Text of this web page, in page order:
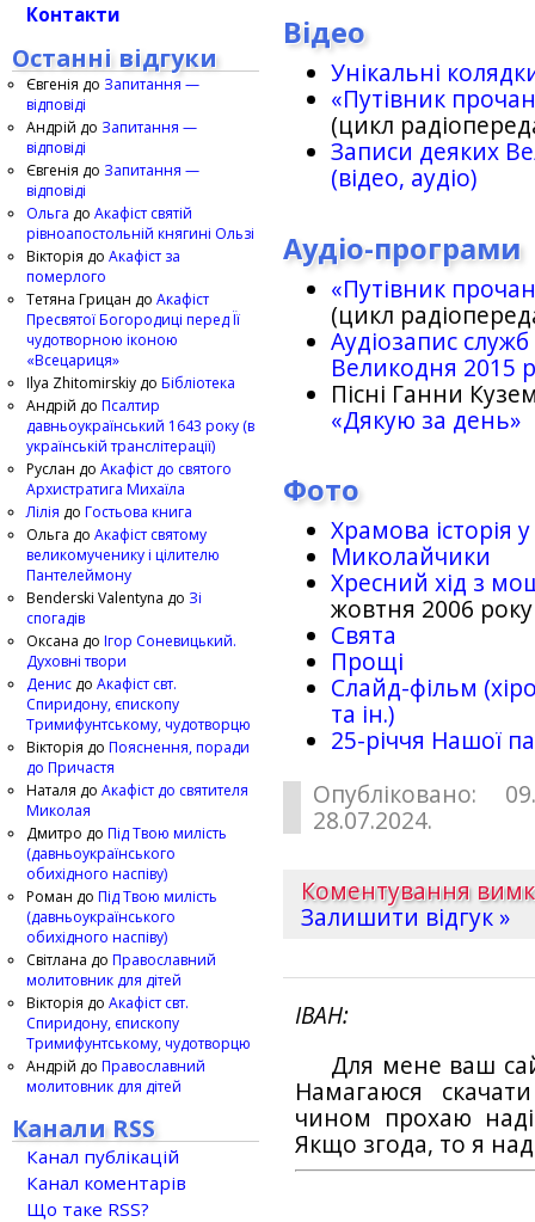
Відео
Унікальні
«Путівник
(цикл
Записи деяких
(відео, аудіо)
Аудіо-програми
«Путівник
(цикл
Аудіозапис
Великодня 2015
Пісні Ганни
«Дякую за день»
Фото
Храмова історія
Миколайчики
Хресний хід з
жовтня 2006 року
Свята
Прощі
Слайд-фільм
та ін.)
25-рiччя Нашої
Опубліковано:
28.07.2024.
Коментування
Залишити відгук »
ІВАН
Для мене ваш
Намагаюся
чином прохаю
Якщо згода, то я
Контакти
Останні відгуки
Євгенія до Запитання —
відповіді
Андрій до Запитання —
відповіді
Євгенія до Запитання —
відповіді
Ольга до Акафіст святій
рівноапостольній княгині Ользі
Вікторія до Акафіст за
померлого
Тетяна Грицан до Акафіст
Пресвятої Богородиці перед Її
чудотворною іконою
«Всецариця»
Ilya Zhitomirskiy до Бібліотека
Андрій до Псалтир
давньоукраїнський 1643 року (в
українській транслітерації)
Руслан до Акафіст до святого
Архистратига Михаїла
Лілія до Гостьова книга
Ольга до Акафіст святому
великомученику і цілителю
Пантелеймону
Benderski Valentyna до Зі
спогадів
Оксана до Ігор Соневицький.
Духовні твори
Денис до Акафіст свт.
Спиридону, єпископу
Тримифунтському, чудотворцю
Вікторія до Пояснення, поради
до Причастя
Наталя до Акафіст до святителя
Миколая
Дмитро до Під Твою милість
(давньоукраїнського
обихідного наспіву)
Роман до Під Твою милість
(давньоукраїнського
обихідного наспіву)
Світлана до Православний
молитовник для дітей
Вікторія до Акафіст свт.
Спиридону, єпископу
Тримифунтському, чудотворцю
Андрій до Православний
молитовник для дітей
Канали RSS
Канал публікацій
Канал коментарів
Що таке RSS?